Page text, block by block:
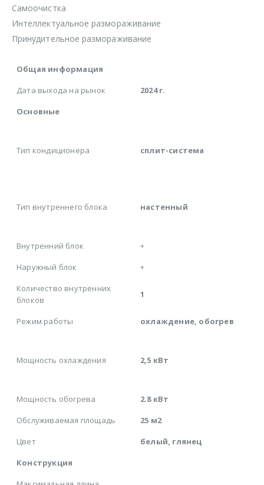
Самоочистка
Интеллектуальное размораживание
Принудительное размораживание
Общая информация
Дата выхода на рынок
2024 г.
Основные
Тип кондиционера сплит-система
Тип внутреннего блока настенный
Внутренний блок
+
Наружный блок
+
Количество внутренних
блоков
1
Режим работы охлаждение, обогрев
Мощность охлаждения 2,5 кВт
Мощность обогрева
2.8 кВт
Обслуживаемая площадь
25 м2
Цвет
белый, глянец
Конструкция